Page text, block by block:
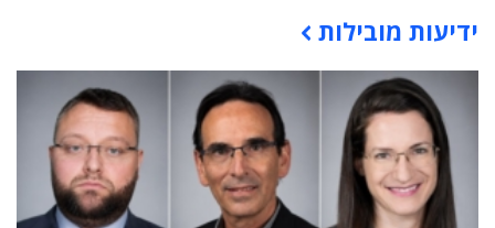
תוכן פרסומי
ידיעות מובילות